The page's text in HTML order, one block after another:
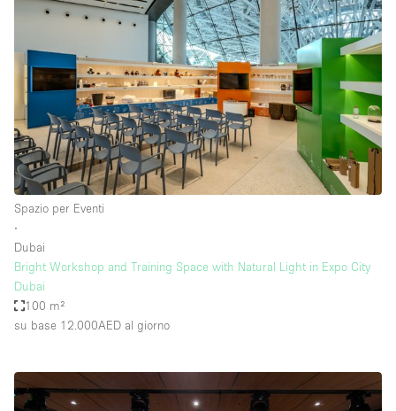
Spazio per Eventi
∙
Dubai
Bright Workshop and Training Space with Natural Light in Expo City
Dubai
100 m²
su base 12.000AED al giorno